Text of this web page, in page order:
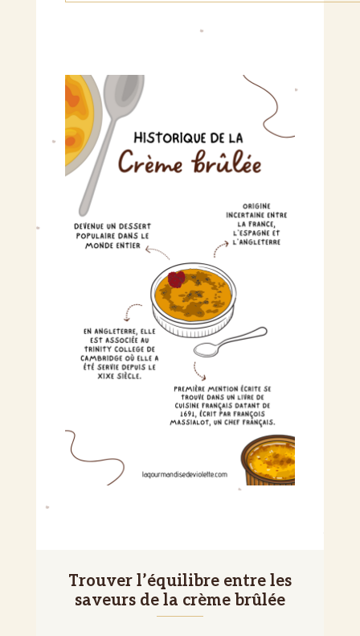
Trouver l’équilibre entre les
saveurs de la crème brûlée